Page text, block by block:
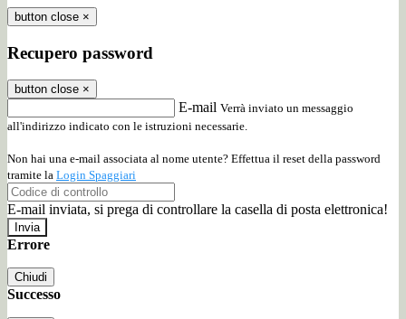
button close ×
Recupero password
button close ×
E-mail Verrà inviato un messaggio
all'indirizzo indicato con le istruzioni necessarie.
Non hai una e-mail associata al nome utente? Effettua il reset della password
tramite la Login Spaggiari
E-mail inviata, si prega di controllare la casella di posta elettronica!
Errore
Chiudi
Successo